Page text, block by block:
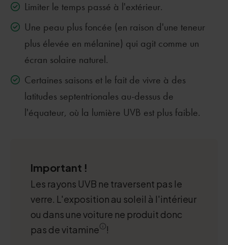
Limiter le temps passé à l'extérieur.
Une peau plus foncée (en raison d'une teneur
plus élevée en mélanine) qui agit comme un
écran solaire naturel.
Certaines saisons et le fait de vivre à des
latitudes septentrionales au-dessus de
l'équateur, où la lumière UVB est plus faible.
Important !
Les rayons UVB ne traversent pas le
verre. L'exposition au soleil à l'intérieur
ou dans une voiture ne produit donc
pas de vitamine
!